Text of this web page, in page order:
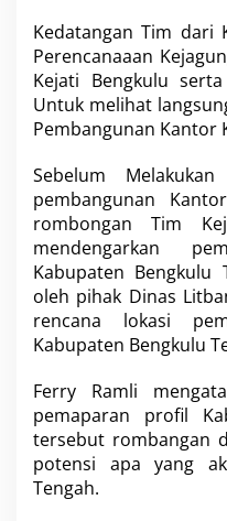
Kedatangan Tim dari
Perencanaaan
Kejati Bengkulu
Untuk melihat
Pembangunan Kantor
Sebelum
pembangunan
rombongan Tim
mendengarkan
Kabupaten Bengkulu
oleh pihak Dinas
rencana lokasi
Kabupaten Bengkulu
Ferry Ramli
pemaparan profil
tersebut rombangan
potensi apa yang
Tengah.